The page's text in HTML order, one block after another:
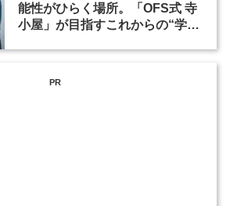
能性がひらく場所。「OFS式 寺
小屋」が目指すこれからの“学
PR